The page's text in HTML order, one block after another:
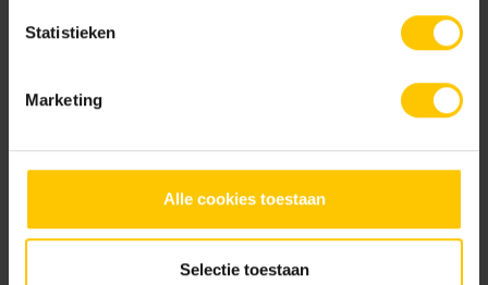
Statistieken
Marketing
Alle cookies toestaan
Selectie toestaan
Hautes valeurs d'isolation et raccordement étanche
Pas de joints de dilatation en cas d'application sans
plaquettes de parement.
les structures en bois.
Dimensions stables grâce aux lignes de joint